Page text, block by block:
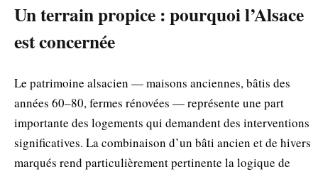
Un terrain propice : pourquoi l’Alsace
est concernée
Le patrimoine alsacien — maisons anciennes, bâtis des
années 60–80, fermes rénovées — représente une part
importante des logements qui demandent des interventions
significatives. La combinaison d’un bâti ancien et de hivers
marqués rend particulièrement pertinente la logique de